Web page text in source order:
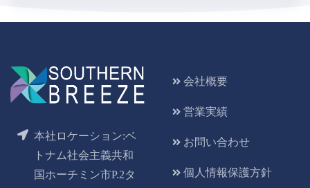
本社ロケーション:ベ
トナム社会主義共和
国ホーチミン市P.2タ
会社概要
営業実績
お問い合わせ
個人情報保護方針